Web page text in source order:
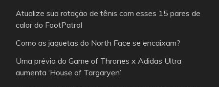
Atualize sua rotação de tênis com esses 15 pares de
calor do FootPatrol
Como as jaquetas do North Face se encaixam?
Uma prévia do Game of Thrones x Adidas Ultra
aumenta ‘House of Targaryen’